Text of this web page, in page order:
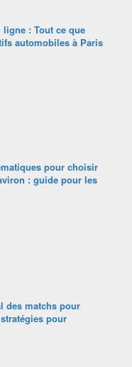
: Tout ce que
automobiles à Paris
pour choisir
: guide pour les
des matchs pour
pour